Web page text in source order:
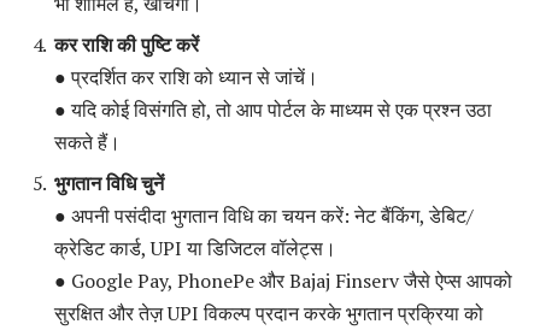
कर राशि की पुष्टि करें
● प्रदर्शित कर राशि को ध्यान से जांचें।
● यदि कोई विसंगति हो, तो आप पोर्टल के माध्यम से एक प्रश्न उठा
सकते हैं।
भुगतान विधि चुनें
● अपनी पसंदीदा भुगतान विधि का चयन करें: नेट बैंकिंग, डेबिट/
क्रेडिट कार्ड, UPI या डिजिटल वॉलेट्स।
● Google Pay, PhonePe और Bajaj Finserv जैसे ऐप्स आपको
सुरक्षित और तेज़ UPI विकल्प प्रदान करके भुगतान प्रक्रिया को